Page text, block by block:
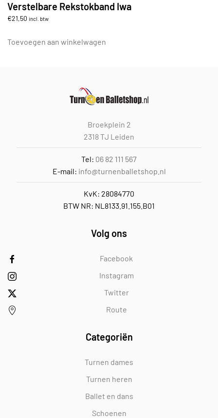
Verstelbare Rekstokband Iwa
€21,50 incl. btw
Toevoegen aan winkelwagen
Broekplein 2
2318 TJ Leiden
Tel: 06 82 111 567
E-mail: info@turnenballetshop.nl
KvK: 28084770
BTW NR: NL8133.91.155.B01
Volg ons
Facebook
Instagram
Twitter
Route
Categoriën
Turnen dames
Turnen heren
Ballet en dans
Schoenen